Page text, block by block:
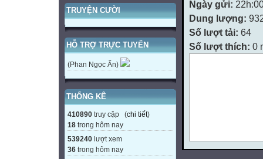
TRUYỆN CƯỜI
HỖ TRỢ TRỰC TUYẾN
(Phan Ngọc Ẩn)
THỐNG KÊ
410890 truy cập (chi tiết)
18 trong hôm nay
539240 lượt xem
36 trong hôm nay
Ngày gửi:
Dung lượng:
Số lượt tải: 64
Số lượt thích: 0